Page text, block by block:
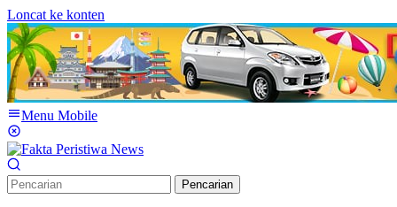
Loncat ke konten
Menu Mobile
Pencarian